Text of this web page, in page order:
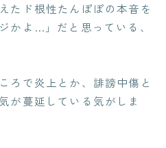
たド根性たんぽぽの本音を
かよ…」だと思っている、
ろで炎上とか、誹謗中傷と
が蔓延している気がしま